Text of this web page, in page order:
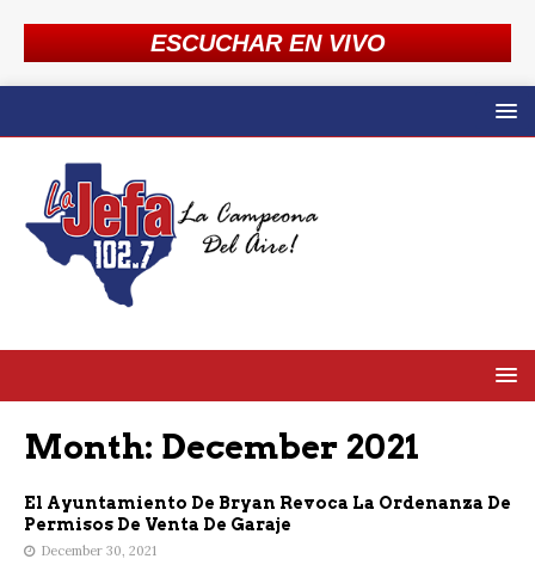
ESCUCHAR EN VIVO
Month: December 2021
El Ayuntamiento De Bryan Revoca La Ordenanza De
Permisos De Venta De Garaje
December 30, 2021